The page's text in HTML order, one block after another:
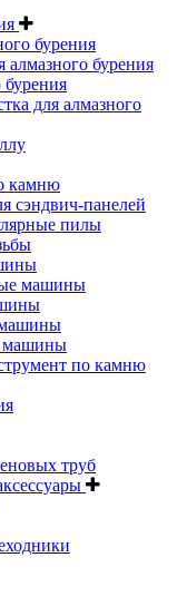
бурения
алмазного бурения
бурения
для алмазного
камню
сэндвич-панелей
пилы
машины
машины
по камню
труб